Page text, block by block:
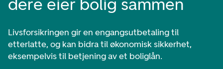
dere eier bolig sammen
Livsforsikringen gir en engangsutbetaling til
etterlatte, og kan bidra til økonomisk sikkerhet,
eksempelvis til betjening av et boliglån.